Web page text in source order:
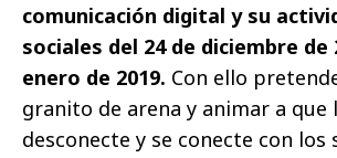
comunicación digital y su
sociales del 24 de diciembre de
enero de 2019. Con ello
granito de arena y animar a que
desconecte y se conecte con los